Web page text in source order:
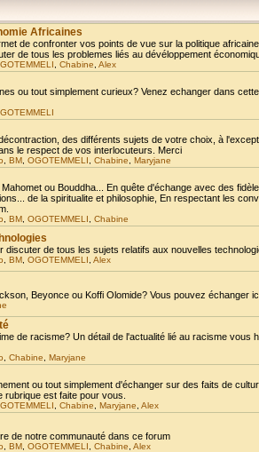
Africaines
de confronter vos points de vue sur la politique
de tous les problemes liés au dévéloppement
Chabine Alex
ou tout simplement curieux? Venez echanger dans
des différents sujets de votre choix, à
le respect de vos interlocuteurs. Merci
BM OGOTEMMELI Chabine Maryjane
ou Bouddha... En quête d'échange avec des
de la spiritualite et philosophie, En respectant les
BM OGOTEMMELI Chabine
discuter de tous les sujets relatifs aux nouvelles
BM OGOTEMMELI Alex
Beyonce ou Koffi Olomide? Vous pouvez échanger
de racisme? Un détail de l'actualité lié au racisme
Chabine Maryjane
ou tout simplement d'échanger sur des faits de
rubrique est faite pour vous.
Chabine Maryjane Alex
de notre communauté dans ce forum
BM OGOTEMMELI Chabine Alex